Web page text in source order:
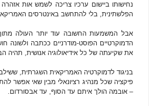
נחישותו ביישום ערכיו צריכה לשמש אות
הפלשתינית, בלי להתחשב באינטרסים
אבל המשמעות החשובה עוד יותר העולה
הדמוקרטיים הפוסט-מודרניים ככתבה ולשונה
את שקיעתה של כל אידיאולוגיה אנושית,
בניגוד לדמוקרטיה האמריקאית השגרתית,
פיקציה שכל מנהיג רציונאלי מבין שאי אפשר
– אובמה הולך איתם עד הסוף, עד אבסורדום.